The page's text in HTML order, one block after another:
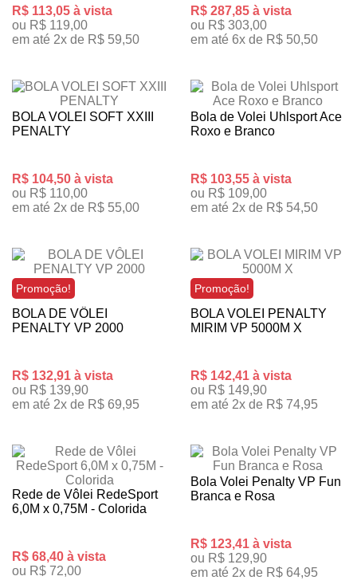
R$ 113,05 à vista
ou R$ 119,00
em até 2x de R$ 59,50
R$ 287,85 à vista
ou R$ 303,00
em até 6x de R$ 50,50
BOLA VOLEI SOFT XXIII
PENALTY
R$ 104,50 à vista
ou R$ 110,00
em até 2x de R$ 55,00
Bola de Volei Uhlsport Ace
Roxo e Branco
R$ 103,55 à vista
ou R$ 109,00
em até 2x de R$ 54,50
Promoção!
BOLA DE VÔLEI
PENALTY VP 2000
R$ 132,91 à vista
ou R$ 139,90
em até 2x de R$ 69,95
Promoção!
BOLA VOLEI PENALTY
MIRIM VP 5000M X
R$ 142,41 à vista
ou R$ 149,90
em até 2x de R$ 74,95
Rede de Vôlei RedeSport
6,0M x 0,75M - Colorida
R$ 68,40 à vista
ou R$ 72,00
Bola Volei Penalty VP Fun
Branca e Rosa
R$ 123,41 à vista
ou R$ 129,90
em até 2x de R$ 64,95